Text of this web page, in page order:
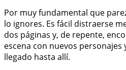
Por muy fundamental que
lo ignores. Es fácil distraerse
dos páginas y, de repente,
escena con nuevos personajes
llegado hasta allí.